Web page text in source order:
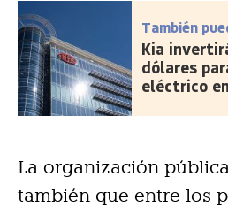
También
Kia
dólares
eléctrico
La organización
también que entre los